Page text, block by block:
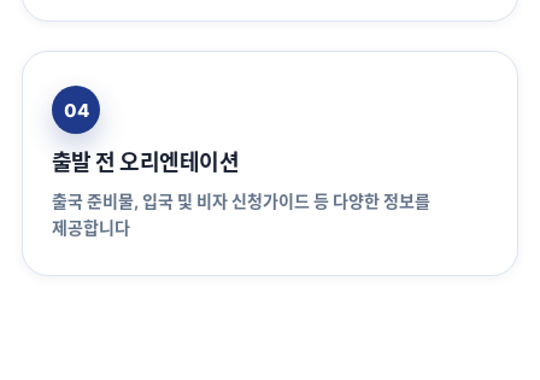
04
출발 전 오리엔테이션
출국 준비물, 입국 및 비자 신청가이드 등 다양한 정보를
제공합니다